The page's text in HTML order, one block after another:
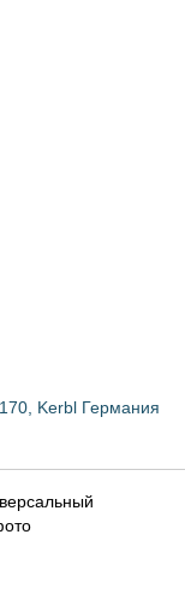
Kerbl Германия